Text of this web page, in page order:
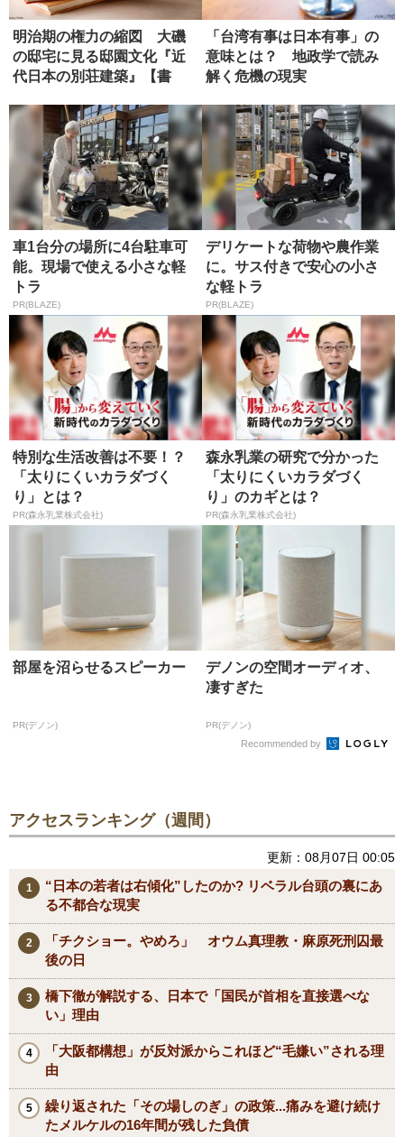
明治期の権力の縮図 大磯
の邸宅に見る邸園文化『近
代日本の別荘建築』【書
「台湾有事は日本有事」の
意味とは？ 地政学で読み
解く危機の現実
車1台分の場所に4台駐車可
能。現場で使える小さな軽
トラ
PR(BLAZE)
デリケートな荷物や農作業
に。サス付きで安心の小さ
な軽トラ
PR(BLAZE)
特別な生活改善は不要！？
「太りにくいカラダづく
り」とは？
PR(森永乳業株式会社)
森永乳業の研究で分かった
「太りにくいカラダづく
り」のカギとは？
PR(森永乳業株式会社)
部屋を沼らせるスピーカー
PR(デノン)
デノンの空間オーディオ、
凄すぎた
PR(デノン)
Recommended by
アクセスランキング（週間）
更新：08月07日 00:05
“日本の若者は右傾化”したのか? リベラル台頭の裏にあ
る不都合な現実
「チクショー。やめろ」 オウム真理教・麻原死刑囚最
後の日
橋下徹が解説する、日本で「国民が首相を直接選べな
い」理由
「大阪都構想」が反対派からこれほど“毛嫌い”される理
由
繰り返された「その場しのぎ」の政策...痛みを避け続け
たメルケルの16年間が残した負債